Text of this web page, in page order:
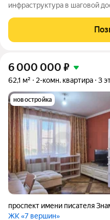
инфраструктура в шаговой
6 000 000 ₽
62,1 м² 2-комн. квартира 3
новостройка
проспект имени писателя
ЖК «7 вершин»